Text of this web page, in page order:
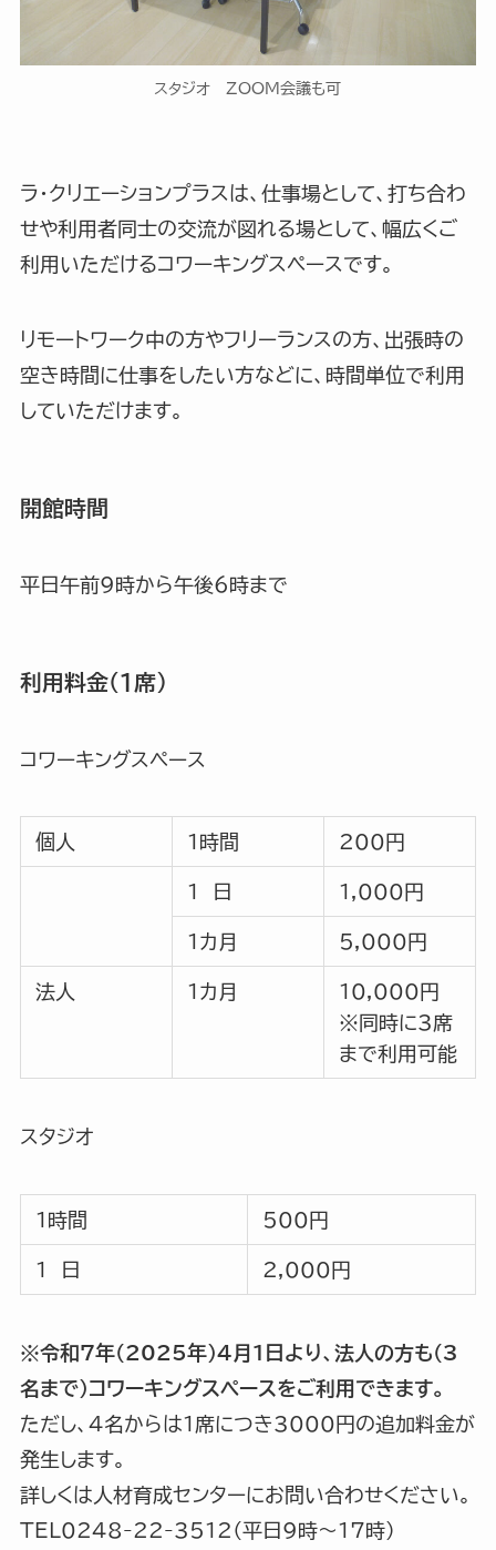
スタジオ ZOOM会議も可
ラ・クリエーションプラスは、仕事場として、打ち合わ
せや利用者同士の交流が図れる場として、幅広くご
利用いただけるコワーキングスペースです。
リモートワーク中の方やフリーランスの方、出張時の
空き時間に仕事をしたい方などに、時間単位で利用
していただけます。
開館時間
平日午前9時から午後6時まで
利用料金（1席）
コワーキングスペース
個人 １時間 200円
１ 日 1,000円
１カ月 5,000円
法人 １カ月
10,000円
※同時に3席
まで利用可能
スタジオ
１時間 500円
１ 日 2,000円
※令和7年(2025年)4月1日より、法人の方も(3
名まで)コワーキングスペースをご利用できます。
ただし、4名からは1席につき3000円の追加料金が
発生します。
詳しくは人材育成センターにお問い合わせください。
TEL0248-22-3512（平日9時〜17時）